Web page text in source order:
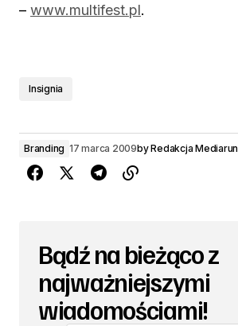
– www.multifest.pl.
Insignia
Branding 17 marca 2009byRedakcja Mediarun
Bądź na bieżąco z
najważniejszymi
wiadomościami!